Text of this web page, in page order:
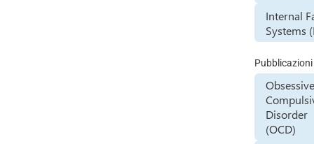
Internal
Systems
Pubblicazioni
Disorder
(OCD)